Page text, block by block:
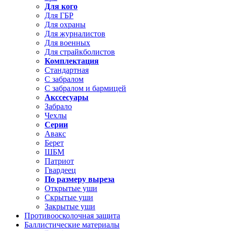
Для кого
Для ГБР
Для охраны
Для журналистов
Для военных
Для страйкболистов
Комплектация
Стандартная
С забралом
С забралом и бармицей
Акссесуары
Забрало
Чехлы
Серии
Авакс
Берет
ШБМ
Патриот
Гвардеец
По размеру выреза
Открытые уши
Скрытые уши
Закрытые уши
Противоосколочная защита
Баллистические материалы